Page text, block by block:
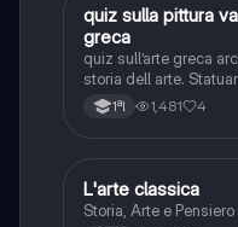
QStoria dell'arte
quiz sulla pittura
greca
quiz sull’arte greca
storia dell arte.
1ªl 1,481 4
LStoria dell'arte
L'arte classica
Storia, Arte e Pensiero